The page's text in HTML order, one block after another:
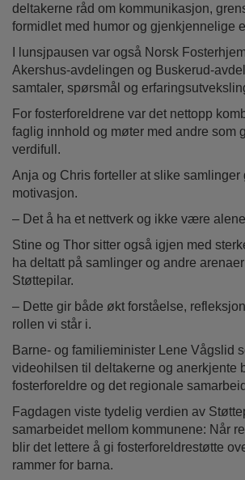
deltakerne råd om kommunikasjon,
formidlet med humor og gjenkjennelige
I lunsjpausen var også Norsk
Akershus-avdelingen og Buskerud-
samtaler, spørsmål og
For fosterforeldrene var det nettopp
faglig innhold og møter med andre som
verdifull.
Anja og Chris forteller at slike samlinger
motivasjon.
– Det å ha et nettverk og ikke være
Stine og Thor sitter også igjen med
ha deltatt på samlinger og andre
Støttepilar.
– Dette gir både økt forståelse,
rollen vi står i.
Barne- og familieminister Lene Vågslid
videohilsen til deltakerne og anerkjente
fosterforeldre og det regionale
Fagdagen viste tydelig verdien av
samarbeidet mellom kommunene: Når
blir det lettere å gi fosterforeldrestøtte
rammer for barna.